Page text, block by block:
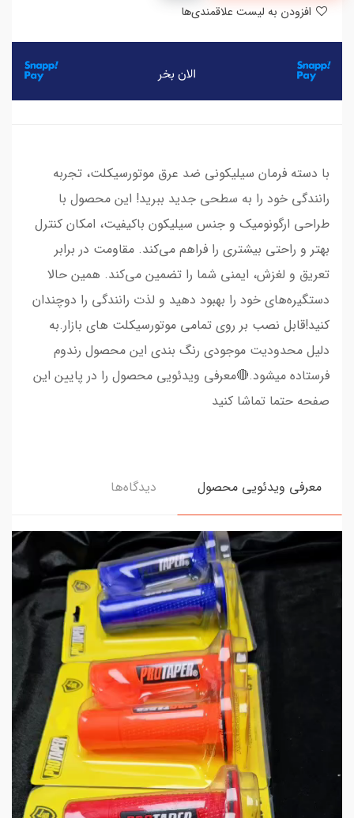
با دسته فرمان سیلیکونی ضد عرق موتورسیکلت، تجربه
رانندگی خود را به سطحی جدید ببرید! این محصول با
طراحی ارگونومیک و جنس سیلیکون باکیفیت، امکان کنترل
بهتر و راحتی بیشتری را فراهم می‌کند. مقاومت در برابر
تعریق و لغزش، ایمنی شما را تضمین می‌کند. همین حالا
دستگیره‌های خود را بهبود دهید و لذت رانندگی را دوچندان
کنید!قابل نصب بر روی تمامی موتورسیکلت های بازار.به
دلیل محدودیت موجودی رنگ بندی این محصول رندوم
فرستاده میشود.🔴معرفی ویدئویی محصول را در پایین این
صفحه حتما تماشا کنید
معرفی ویدئویی محصول دیدگاه‌ها